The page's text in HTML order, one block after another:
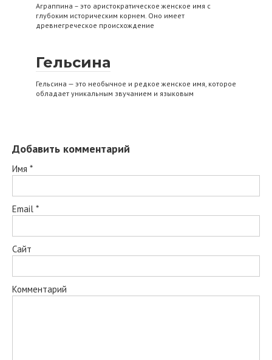
Аграппина – это аристократическое женское имя с
глубоким историческим корнем. Оно имеет
древнегреческое происхождение
Гельсина
Гельсина — это необычное и редкое женское имя, которое
обладает уникальным звучанием и языковым
Добавить комментарий
Имя *
Email *
Сайт
Комментарий